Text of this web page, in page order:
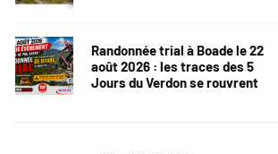
Randonnée trial à Boade le 22
août 2026 : les traces des 5
Jours du Verdon se rouvrent